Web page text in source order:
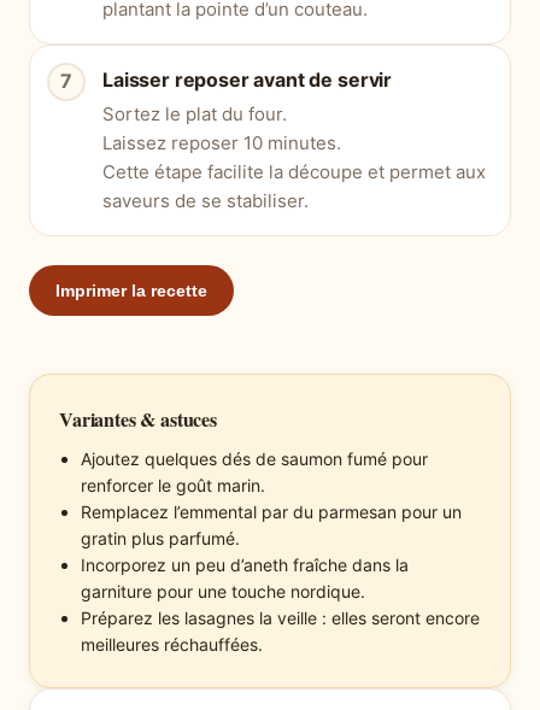
plantant la pointe d’un couteau.
Laisser reposer avant de servir
Sortez le plat du four.
Laissez reposer 10 minutes.
Cette étape facilite la découpe et permet aux
saveurs de se stabiliser.
Imprimer la recette
Variantes & astuces
Ajoutez quelques dés de saumon fumé pour
renforcer le goût marin.
Remplacez l’emmental par du parmesan pour un
gratin plus parfumé.
Incorporez un peu d’aneth fraîche dans la
garniture pour une touche nordique.
Préparez les lasagnes la veille : elles seront encore
meilleures réchauffées.